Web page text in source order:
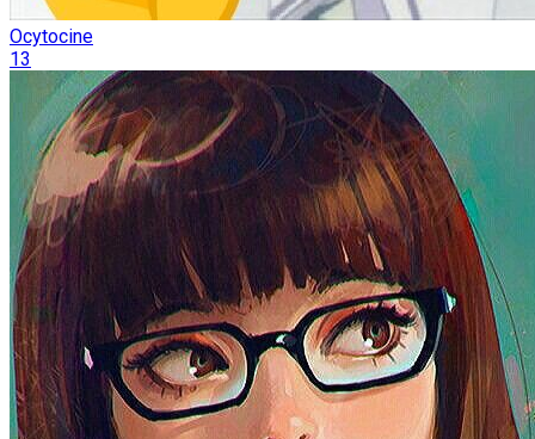
Ocytocine
13